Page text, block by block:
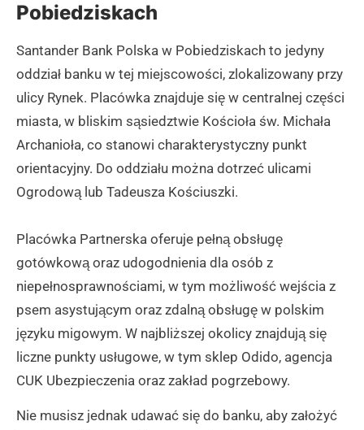
Pobiedziskach
Santander Bank Polska w Pobiedziskach to jedyny
oddział banku w tej miejscowości, zlokalizowany przy
ulicy Rynek. Placówka znajduje się w centralnej części
miasta, w bliskim sąsiedztwie Kościoła św. Michała
Archanioła, co stanowi charakterystyczny punkt
orientacyjny. Do oddziału można dotrzeć ulicami
Ogrodową lub Tadeusza Kościuszki.
Placówka Partnerska oferuje pełną obsługę
gotówkową oraz udogodnienia dla osób z
niepełnosprawnościami, w tym możliwość wejścia z
psem asystującym oraz zdalną obsługę w polskim
języku migowym. W najbliższej okolicy znajdują się
liczne punkty usługowe, w tym sklep Odido, agencja
CUK Ubezpieczenia oraz zakład pogrzebowy.
Nie musisz jednak udawać się do banku, aby założyć